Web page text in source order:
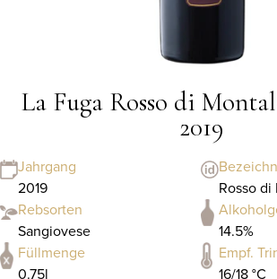
La Fuga Rosso di
2019
Jahrgang
2019
Rosso
Rebsorten
Sangiovese
14.5%
Füllmenge
0.75l
Empf.
16/18 °C